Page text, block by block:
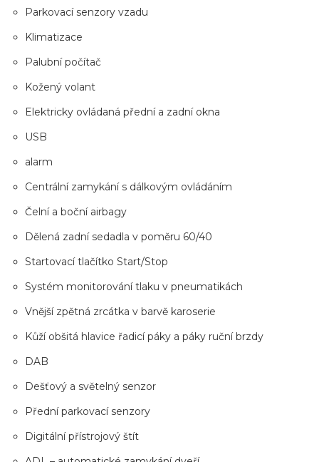
Parkovací senzory vzadu
Klimatizace
Palubní počítač
Kožený volant
Elektricky ovládaná přední a zadní okna
USB
alarm
Centrální zamykání s dálkovým ovládáním
Čelní a boční airbagy
Dělená zadní sedadla v poměru 60/40
Startovací tlačítko Start/Stop
Systém monitorování tlaku v pneumatikách
Vnější zpětná zrcátka v barvě karoserie
Kůží obšitá hlavice řadicí páky a páky ruční brzdy
DAB
Dešťový a světelný senzor
Přední parkovací senzory
Digitální přístrojový štít